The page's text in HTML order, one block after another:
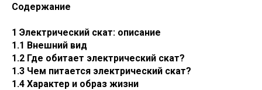
Содержание
1 Электрический скат: описание
1.1 Внешний вид
1.2 Где обитает электрический скат?
1.3 Чем питается электрический скат?
1.4 Характер и образ жизни